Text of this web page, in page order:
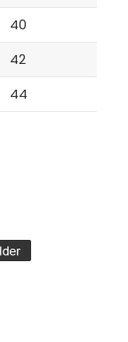
40
42
44